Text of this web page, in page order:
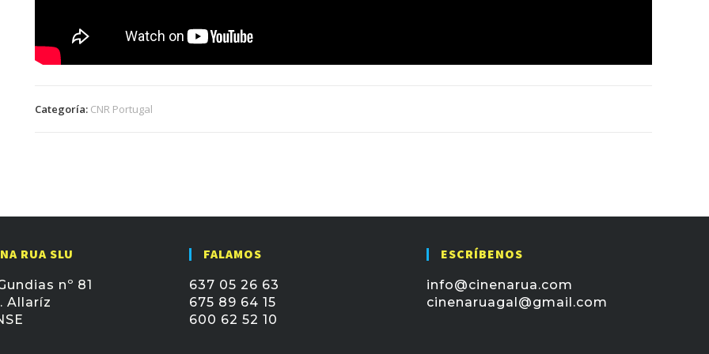
Categoría: CNR Portugal
RUA SLU
nº 81
Allaríz
FALAMOS
637 05 26 63
675 89 64 15
600 62 52 10
ESCRÍBENOS
info@cinenarua.com
cinenaruagal@gmail.com